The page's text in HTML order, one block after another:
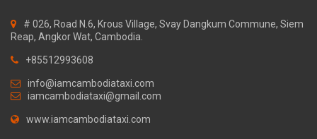
# 026, Road N.6, Krous Village, Svay Dangkum Commune, Siem
Reap, Angkor Wat, Cambodia.
+85512993608
info@iamcambodiataxi.com
iamcambodiataxi@gmail.com
www.iamcambodiataxi.com